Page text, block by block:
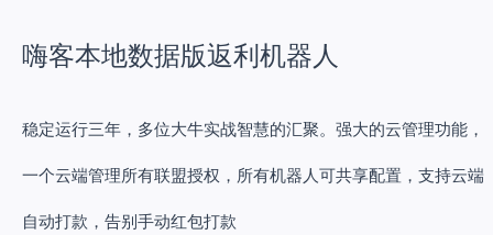
嗨客本地数据版返利机器人
稳定运行三年，多位大牛实战智慧的汇聚。强大的云管理功能，
一个云端管理所有联盟授权，所有机器人可共享配置，支持云端
自动打款，告别手动红包打款